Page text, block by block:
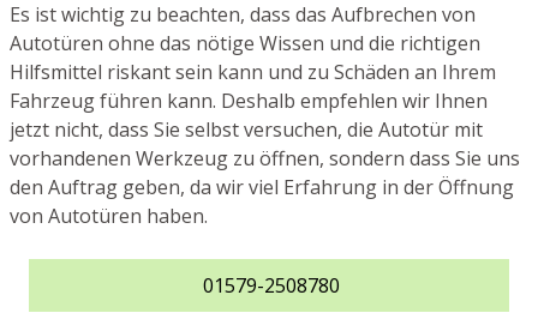
Es ist wichtig zu beachten, dass das Aufbrechen von
Autotüren ohne das nötige Wissen und die richtigen
Hilfsmittel riskant sein kann und zu Schäden an Ihrem
Fahrzeug führen kann. Deshalb empfehlen wir Ihnen
jetzt nicht, dass Sie selbst versuchen, die Autotür mit
vorhandenen Werkzeug zu öffnen, sondern dass Sie uns
den Auftrag geben, da wir viel Erfahrung in der Öffnung
von Autotüren haben.
01579-2508780